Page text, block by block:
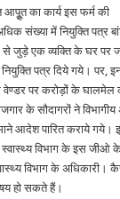
का कार्य इस फर्म की
संख्या में नियुक्ति पत्र
एक व्यक्ति के घर पर
पत्र दिये गये। पर,
पर करोड़ों के घालमेल
के सौदागरों ने
आदेश पारित कराये
स्वास्थ्य विभाग के इस
विभाग के
हो सकते हैं।